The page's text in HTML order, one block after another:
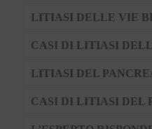
LITIASI DELLE VIE
CASI DI LITIASI
LITIASI DEL
CASI DI LITIASI DEL